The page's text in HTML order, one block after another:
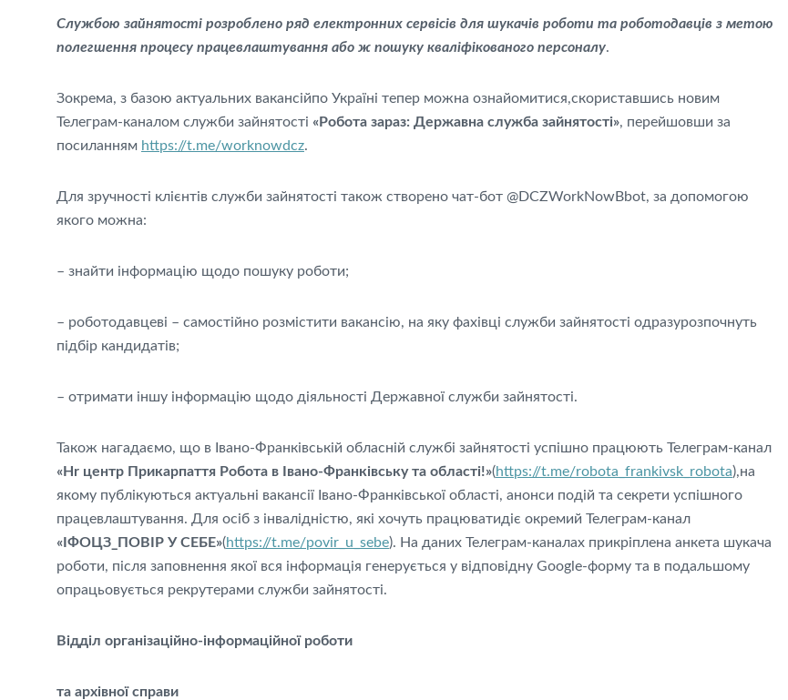
Службою зайнятості розроблено ряд електронних сервісів для шукачів роботи та роботодавців з метою
полегшення процесу працевлаштування або ж пошуку кваліфікованого персоналу.
Зокрема, з базою актуальних вакансійпо Україні тепер можна ознайомитися,скориставшись новим
Телеграм-каналом служби зайнятості «Робота зараз: Державна служба зайнятості», перейшовши за
посиланням https://t.me/worknowdcz.
Для зручності клієнтів служби зайнятості також створено чат-бот @DCZWorkNowBbot, за допомогою
якого можна:
– знайти інформацію щодо пошуку роботи;
– роботодавцеві – самостійно розмістити вакансію, на яку фахівці служби зайнятості одразурозпочнуть
підбір кандидатів;
– отримати іншу інформацію щодо діяльності Державної служби зайнятості.
Також нагадаємо, що в Івано-Франківській обласній службі зайнятості успішно працюють Телеграм-канал
«Hr центр Прикарпаття Робота в Івано-Франківську та області!»(https://t.me/robota_frankivsk_robota),на
якому публікуються актуальні вакансії Івано-Франківської області, анонси подій та секрети успішного
працевлаштування. Для осіб з інвалідністю, які хочуть працюватидіє окремий Телеграм-канал
«ІФОЦЗ_ПОВІР У СЕБЕ»(https://t.me/povir_u_sebe). На даних Телеграм-каналах прикріплена анкета шукача
роботи, після заповнення якої вся інформація генерується у відповідну Google-форму та в подальшому
опрацьовується рекрутерами служби зайнятості.
Відділ організаційно-інформаційної роботи
та архівної справи